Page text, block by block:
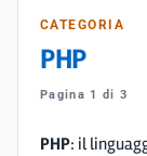
CATEGORIA
PHP
Pagina 1 di 3
PHP: il